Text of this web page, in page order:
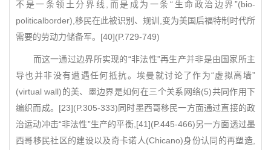
不是一条领土分界线,而是成为一条“生命政治边界”(bio-
politicalborder),移民在此被识别、规训,变为美国后福特制时代所
需要的劳动力储备军。[40](P.729-749)
而这一通过边界所实现的“非法性”再生产并非是由国家所主
导也并非没有遭遇任何抵抗。埃曼就讨论了作为“虚拟高墙”
(virtual wall)的美、墨边界是如何在三个关系网络(5)共同作用下
编织而成。[23](P.305-333)同时墨西哥移民一方面通过直接的政
治运动冲击“非法性”生产的平衡,[41](P.445-466)另一方面透过墨
西哥移民社区的建设以及奇卡诺人(Chicano)身份认同的再塑造,